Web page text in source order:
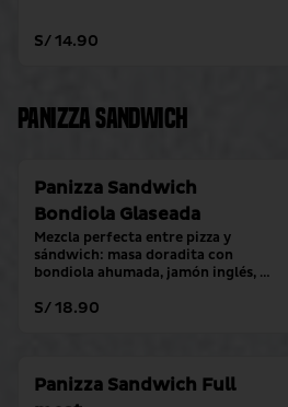
S/ 14.90
Panizza Sandwich
Panizza Sandwich
Bondiola Glaseada
Mezcla perfecta entre pizza y
sándwich: masa doradita con
bondiola ahumada, jamón inglés,
fresco de crema alioli.
S/ 18.90
Panizza Sandwich Full